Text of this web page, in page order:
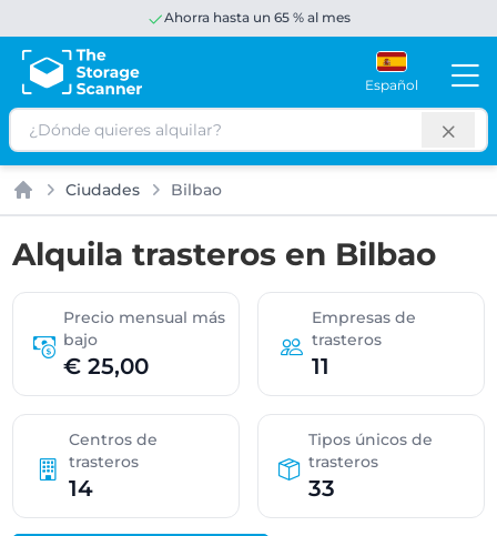
Ahorra hasta un 65 % al mes
Español
Buscar
Inicio
Ciudades Bilbao
Alquila trasteros en Bilbao
Precio mensual más
bajo
€ 25,00
Empresas de
trasteros
11
Centros de
trasteros
14
Tipos únicos de
trasteros
33